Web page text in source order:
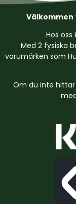
Välkommen
Hos
Med 2 fysiska
varumärken som
Om du inte